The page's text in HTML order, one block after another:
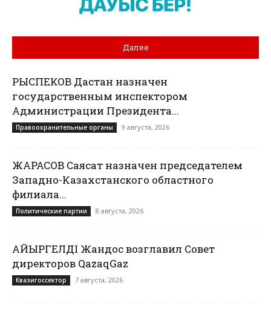
Далее
РЫСПЕКОВ Дастан назначен
государственным инспектором
Администрации Президента...
Правоохранительные органы 9 августа, 2026
ЖАРАСОВ Саясат назначен председателем
Западно-Казахстанского областного
филиала...
Политические партии 8 августа, 2026
ҚАЙЫРГЕЛДІ Жандос возглавил Совет
директоров QazaqGaz
Квазигоссектор 7 августа, 2026